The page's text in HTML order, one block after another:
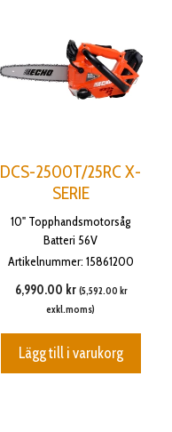
DCS-2500T/25RC X-
SERIE
10" Topphandsmotorsåg
Batteri 56V
Artikelnummer: 15861200
6,990.00 kr (5,592.00 kr
exkl.moms)
Lägg till i varukorg